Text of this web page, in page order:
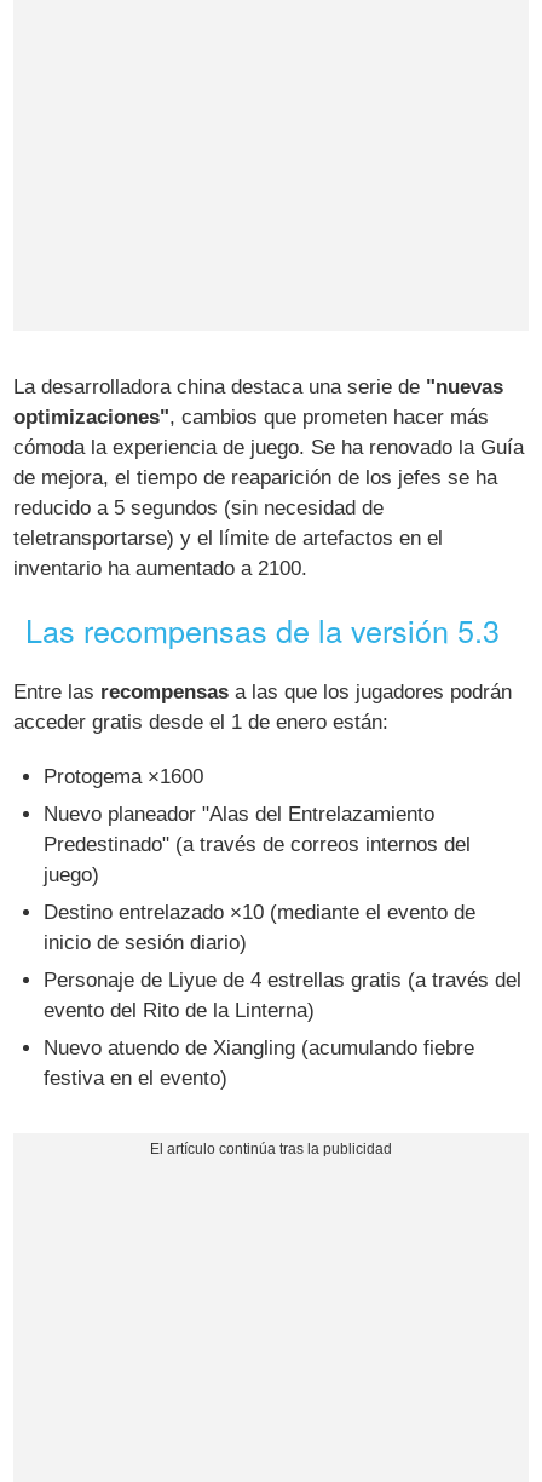
La desarrolladora china destaca una serie de "nuevas
optimizaciones", cambios que prometen hacer más
cómoda la experiencia de juego. Se ha renovado la Guía
de mejora, el tiempo de reaparición de los jefes se ha
reducido a 5 segundos (sin necesidad de
teletransportarse) y el límite de artefactos en el
inventario ha aumentado a 2100.
Las recompensas de la versión 5.3
Entre las recompensas a las que los jugadores podrán
acceder gratis desde el 1 de enero están:
Protogema ×1600
Nuevo planeador "Alas del Entrelazamiento
Predestinado" (a través de correos internos del
juego)
Destino entrelazado ×10 (mediante el evento de
inicio de sesión diario)
Personaje de Liyue de 4 estrellas gratis (a través del
evento del Rito de la Linterna)
Nuevo atuendo de Xiangling (acumulando fiebre
festiva en el evento)